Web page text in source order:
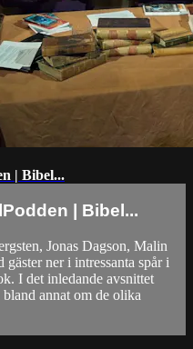
| Bibel...
| Bibel...
Jonas Dagson, Malin
ner i intressanta spår i
I det inledande avsnittet
annat om de olika